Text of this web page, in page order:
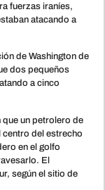
fuerzas iraníes,
atacando a
de Washington de
dos pequeños
a cinco
un petrolero de
centro del estrecho
en el golfo
El
según el sitio de